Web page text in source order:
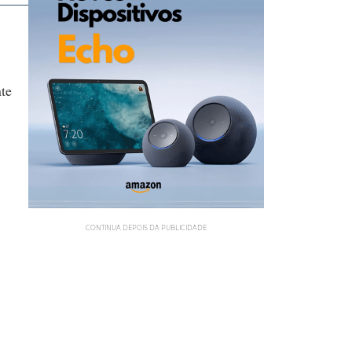
CONTINUA DEPOIS DA PUBLICIDADE